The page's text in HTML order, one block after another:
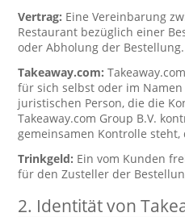
Vertrag: Eine Vereinbarung
Restaurant bezüglich einer
oder Abholung der Bestellung.
Takeaway.com:
für sich selbst oder im
juristischen Person, die die
Takeaway.com Group B.V.
gemeinsamen Kontrolle
Trinkgeld: Ein vom Kunden
für den Zusteller der
2. Identität von